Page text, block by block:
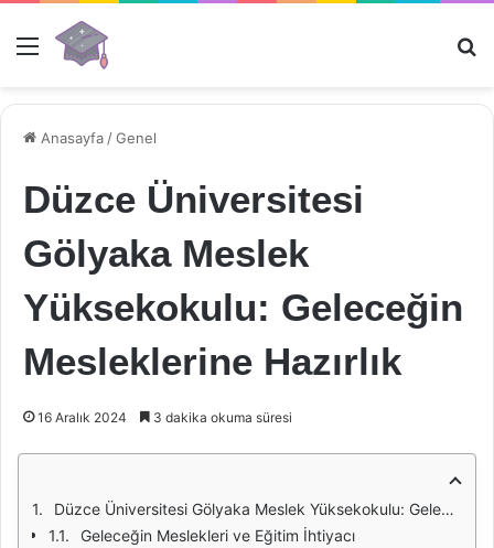
Menü
Anasayfa /Genel
Düzce Üniversitesi
Gölyaka Meslek
Yüksekokulu: Geleceğin
Mesleklerine Hazırlık
16 Aralık 2024 3 dakika okuma süresi
Düzce Üniversitesi Gölyaka Meslek Yüksekokulu: Geleceğin Mesleklerine Hazırlık
Geleceğin Meslekleri ve Eğitim İhtiyacı